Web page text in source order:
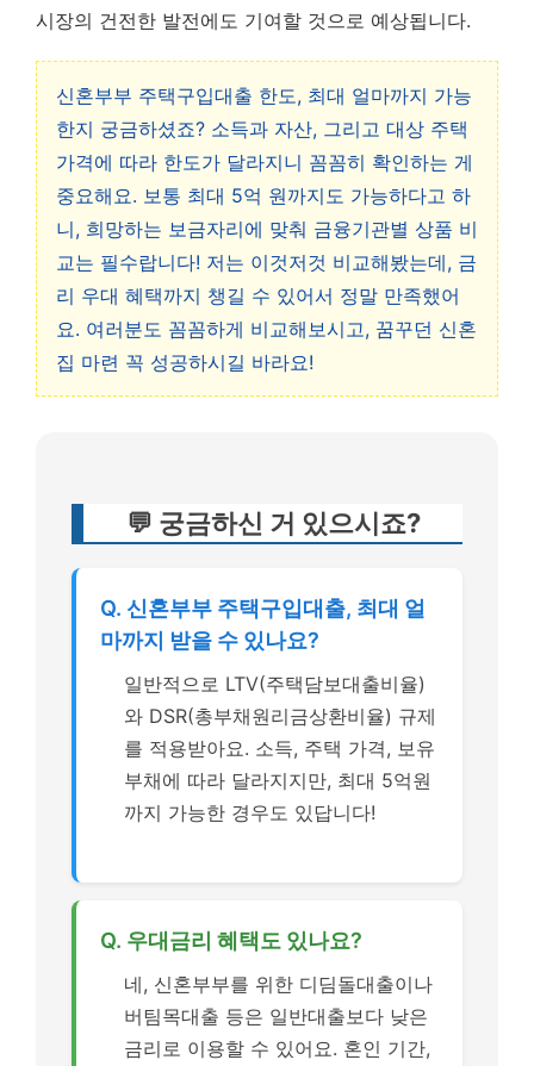
시장의 건전한 발전에도 기여할 것으로 예상됩니다.
신혼부부 주택구입대출 한도, 최대 얼마까지 가능
한지 궁금하셨죠? 소득과 자산, 그리고 대상 주택
가격에 따라 한도가 달라지니 꼼꼼히 확인하는 게
중요해요. 보통 최대 5억 원까지도 가능하다고 하
니, 희망하는 보금자리에 맞춰 금융기관별 상품 비
교는 필수랍니다! 저는 이것저것 비교해봤는데, 금
리 우대 혜택까지 챙길 수 있어서 정말 만족했어
요. 여러분도 꼼꼼하게 비교해보시고, 꿈꾸던 신혼
집 마련 꼭 성공하시길 바라요!
💬 궁금하신 거 있으시죠?
Q. 신혼부부 주택구입대출, 최대 얼
마까지 받을 수 있나요?
일반적으로 LTV(주택담보대출비율)
와 DSR(총부채원리금상환비율) 규제
를 적용받아요. 소득, 주택 가격, 보유
부채에 따라 달라지지만, 최대 5억원
까지 가능한 경우도 있답니다!
Q. 우대금리 혜택도 있나요?
네, 신혼부부를 위한 디딤돌대출이나
버팀목대출 등은 일반대출보다 낮은
금리로 이용할 수 있어요. 혼인 기간,